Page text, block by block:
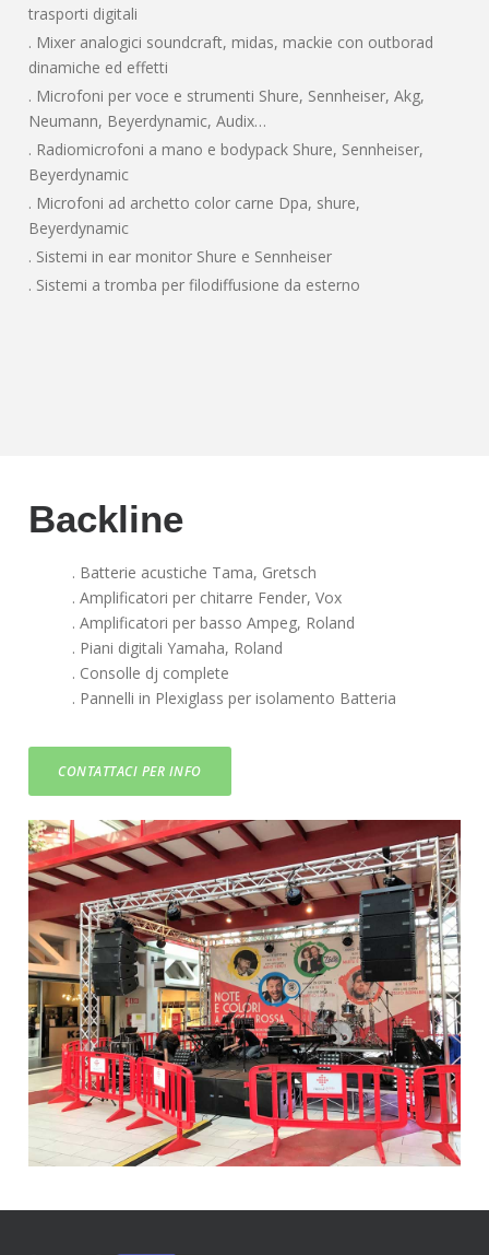
trasporti digitali
. Mixer analogici soundcraft, midas, mackie con outborad
dinamiche ed effetti
. Microfoni per voce e strumenti Shure, Sennheiser, Akg,
Neumann, Beyerdynamic, Audix…
. Radiomicrofoni a mano e bodypack Shure, Sennheiser,
Beyerdynamic
. Microfoni ad archetto color carne Dpa, shure,
Beyerdynamic
. Sistemi in ear monitor Shure e Sennheiser
. Sistemi a tromba per filodiffusione da esterno
Backline
. Batterie acustiche Tama, Gretsch
. Amplificatori per chitarre Fender, Vox
. Amplificatori per basso Ampeg, Roland
. Piani digitali Yamaha, Roland
. Consolle dj complete
. Pannelli in Plexiglass per isolamento Batteria
CONTATTACI PER INFO